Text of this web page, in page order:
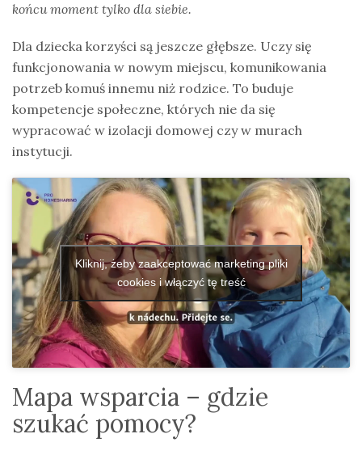
końcu moment tylko dla siebie.
Dla dziecka korzyści są jeszcze głębsze. Uczy się
funkcjonowania w nowym miejscu, komunikowania
potrzeb komuś innemu niż rodzice. To buduje
kompetencje społeczne, których nie da się
wypracować w izolacji domowej czy w murach
instytucji.
Kliknij, żeby zaakceptować marketing pliki
cookies i włączyć tę treść
Mapa wsparcia – gdzie
szukać pomocy?